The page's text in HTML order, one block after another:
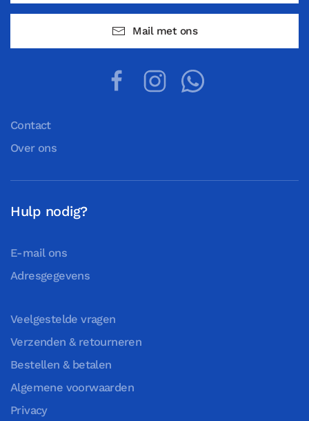
Mail met ons
Contact
Over ons
Hulp nodig?
E-mail ons
Adresgegevens
Veelgestelde vragen
Verzenden & retourneren
Bestellen & betalen
Algemene voorwaarden
Privacy